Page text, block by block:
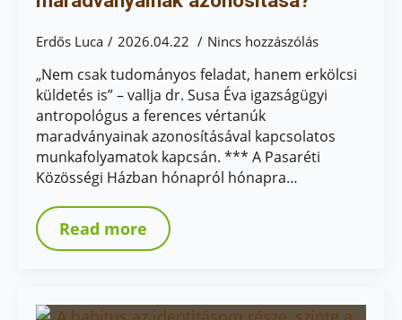
Erdős Luca 2026.04.22 Nincs hozzászólás
„Nem csak tudományos feladat, hanem erkölcsi
küldetés is” – vallja dr. Susa Éva igazságügyi
antropológus a ferences vértanúk
maradványainak azonosításával kapcsolatos
munkafolyamatok kapcsán. *** A Pasaréti
Közösségi Házban hónapról hónapra…
Read more